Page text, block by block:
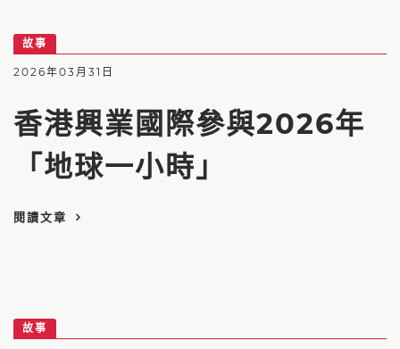
故事
2026年03月31日
香港興業國際參與2026年
「地球一小時」
閱讀文章
故事